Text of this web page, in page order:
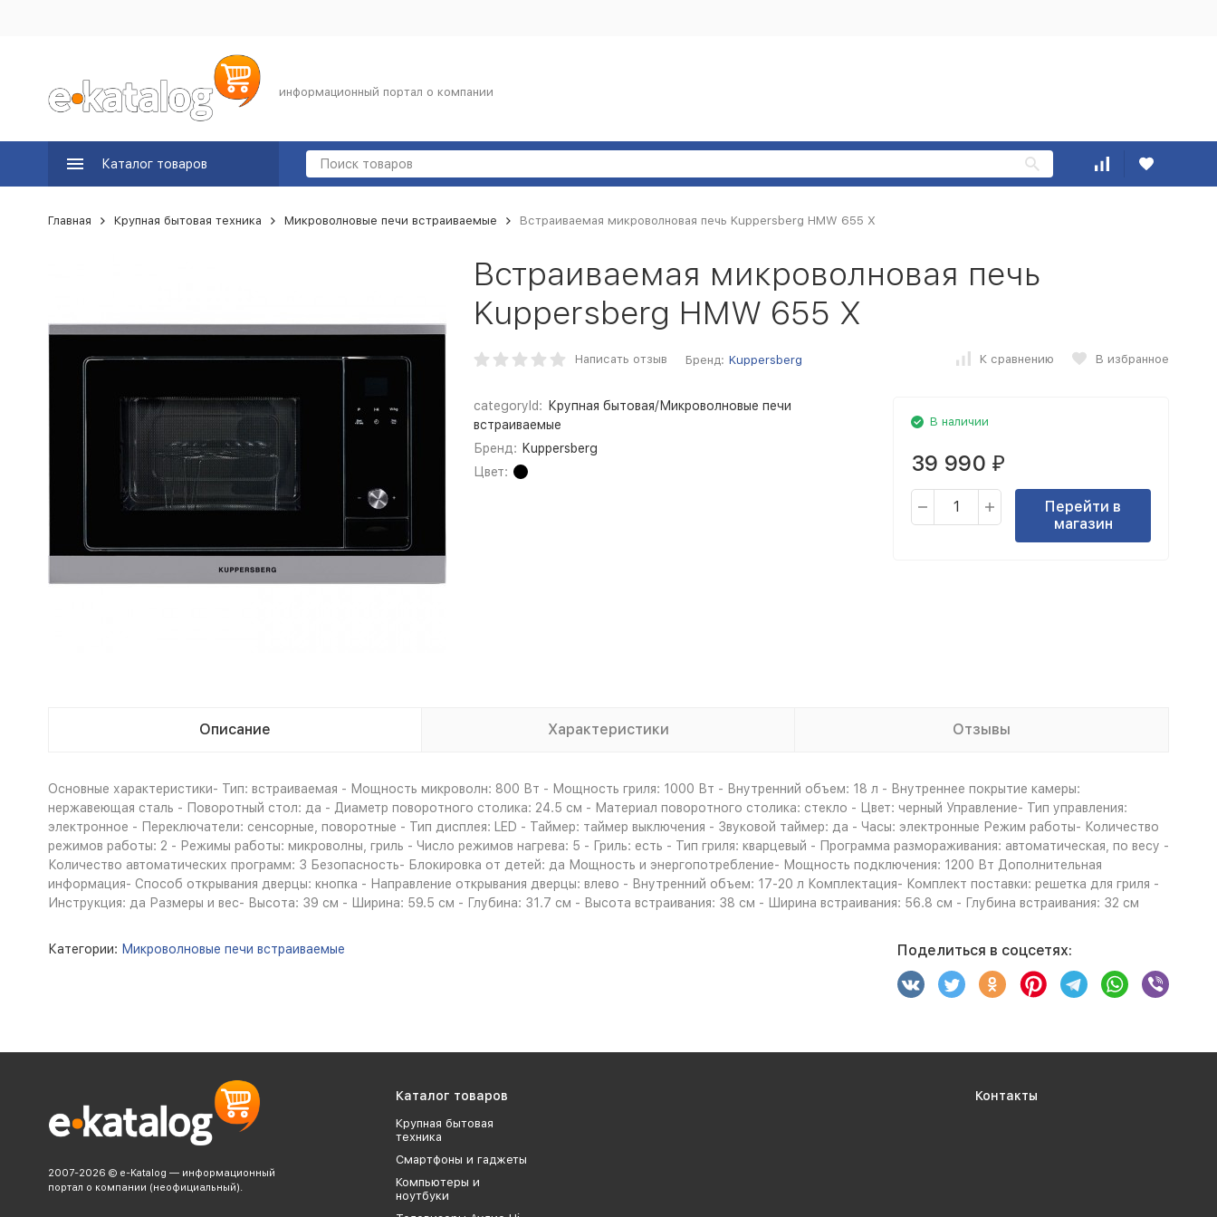
информационный портал о компании
Каталог товаров
Главная Крупная бытовая техника Микроволновые печи встраиваемые Встраиваемая микроволновая печь Kuppersberg HMW 655 X
Встраиваемая микроволновая печь
Kuppersberg HMW 655 X
Написать отзыв Бренд: Kuppersberg К сравнению В избранное
categoryId:
Крупная бытовая/Микроволновые печи
встраиваемые
Бренд: Kuppersberg
Цвет:
В наличии
39 990 ₽
Перейти в
магазин
Описание Характеристики Отзывы
Основные характеристики- Тип: встраиваемая - Мощность микроволн: 800 Вт - Мощность гриля: 1000 Вт - Внутренний объем: 18 л - Внутреннее покрытие камеры:
нержавеющая сталь - Поворотный стол: да - Диаметр поворотного столика: 24.5 см - Материал поворотного столика: стекло - Цвет: черный Управление- Тип управления:
электронное - Переключатели: сенсорные, поворотные - Тип дисплея: LED - Таймер: таймер выключения - Звуковой таймер: да - Часы: электронные Режим работы- Количество
режимов работы: 2 - Режимы работы: микроволны, гриль - Число режимов нагрева: 5 - Гриль: есть - Тип гриля: кварцевый - Программа размораживания: автоматическая, по весу -
Количество автоматических программ: 3 Безопасность- Блокировка от детей: да Мощность и энергопотребление- Мощность подключения: 1200 Вт Дополнительная
информация- Способ открывания дверцы: кнопка - Направление открывания дверцы: влево - Внутренний объем: 17-20 л Комплектация- Комплект поставки: решетка для гриля -
Инструкция: да Размеры и вес- Высота: 39 см - Ширина: 59.5 см - Глубина: 31.7 см - Высота встраивания: 38 см - Ширина встраивания: 56.8 см - Глубина встраивания: 32 см
Категории: Микроволновые печи встраиваемые Поделиться в соцсетях:
2007-2026 © e-Katalog — информационный
портал о компании (неофициальный).
Каталог товаров
Крупная бытовая
техника
Смартфоны и гаджеты
Компьютеры и
ноутбуки
Контакты